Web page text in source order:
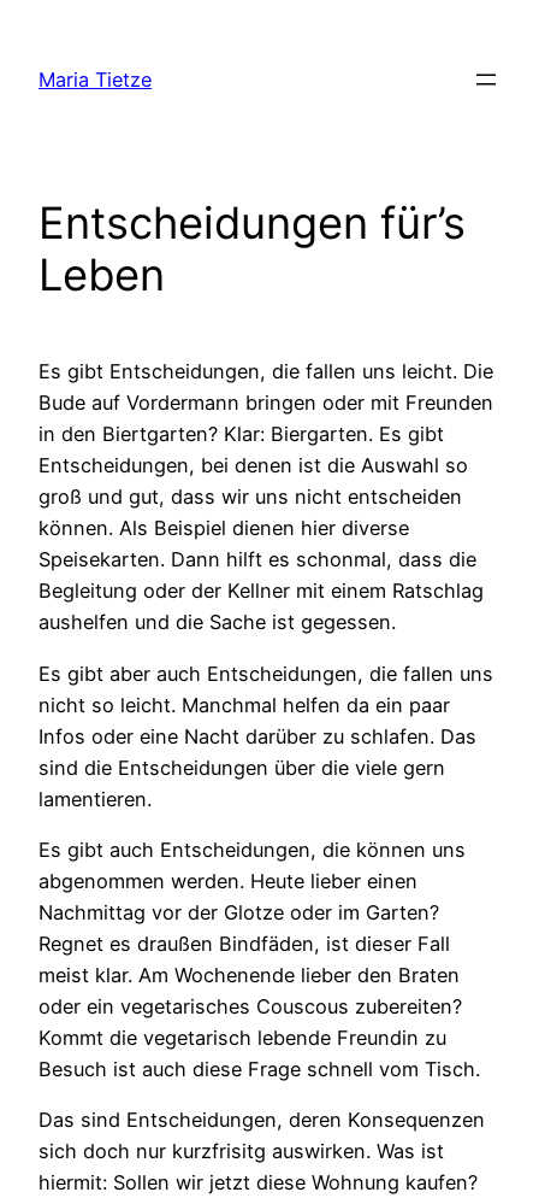
springen
Maria Tietze
Entscheidungen für’s
Leben
Es gibt Entscheidungen, die fallen uns leicht. Die
Bude auf Vordermann bringen oder mit Freunden
in den Biertgarten? Klar: Biergarten. Es gibt
Entscheidungen, bei denen ist die Auswahl so
groß und gut, dass wir uns nicht entscheiden
können. Als Beispiel dienen hier diverse
Speisekarten. Dann hilft es schonmal, dass die
Begleitung oder der Kellner mit einem Ratschlag
aushelfen und die Sache ist gegessen.
Es gibt aber auch Entscheidungen, die fallen uns
nicht so leicht. Manchmal helfen da ein paar
Infos oder eine Nacht darüber zu schlafen. Das
sind die Entscheidungen über die viele gern
lamentieren.
Es gibt auch Entscheidungen, die können uns
abgenommen werden. Heute lieber einen
Nachmittag vor der Glotze oder im Garten?
Regnet es draußen Bindfäden, ist dieser Fall
meist klar. Am Wochenende lieber den Braten
oder ein vegetarisches Couscous zubereiten?
Kommt die vegetarisch lebende Freundin zu
Besuch ist auch diese Frage schnell vom Tisch.
Das sind Entscheidungen, deren Konsequenzen
sich doch nur kurzfrisitg auswirken. Was ist
hiermit: Sollen wir jetzt diese Wohnung kaufen?